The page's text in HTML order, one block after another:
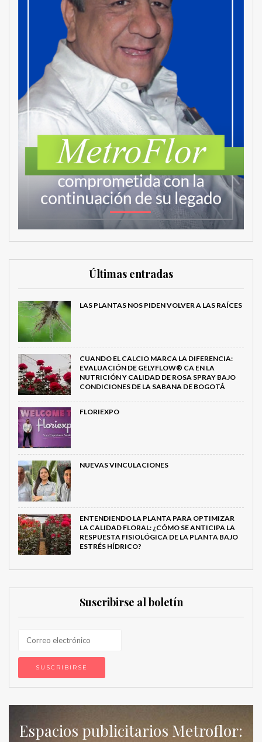
Últimas entradas
LAS PLANTAS NOS PIDEN VOLVER A LAS RAÍCES
CUANDO EL CALCIO MARCA LA DIFERENCIA:
EVALUACIÓN DE GELYFLOW® CA EN LA
NUTRICIÓN Y CALIDAD DE ROSA SPRAY BAJO
CONDICIONES DE LA SABANA DE BOGOTÁ
FLORIEXPO
NUEVAS VINCULACIONES
ENTENDIENDO LA PLANTA PARA OPTIMIZAR
LA CALIDAD FLORAL: ¿CÓMO SE ANTICIPA LA
RESPUESTA FISIOLÓGICA DE LA PLANTA BAJO
ESTRÉS HÍDRICO?
Suscribirse al boletín
Espacios publicitarios Metroflor: